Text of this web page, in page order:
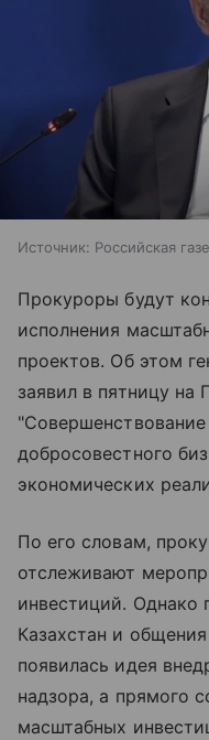
Источник: Российская
Прокуроры будут
исполнения
проектов. Об этом
заявил в пятницу
добросовестного
экономических
По его словам,
отслеживают
инвестиций. Однако
Казахстан и
появилась идея
надзора, а прямого
масштабных